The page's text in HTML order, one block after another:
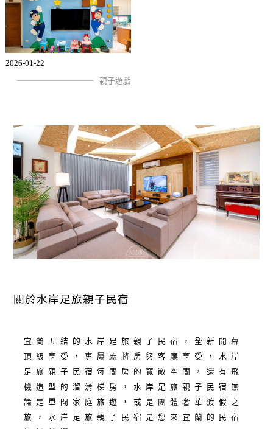
2026-01-22
親子遊戲
關於水岸足旅親子民宿
宜蘭五結的水岸足旅親子民宿，全新開幕
頂級享受，專屬麻將房與客廳享受，水岸
足旅親子民宿每間房的寬敞空間，還有飛
機造型的溜滑梯房，水岸足旅親子民宿無
論是單間家庭旅遊，或是團體奢華渡假之
旅，水岸足旅親子民宿是您來宜蘭的民宿